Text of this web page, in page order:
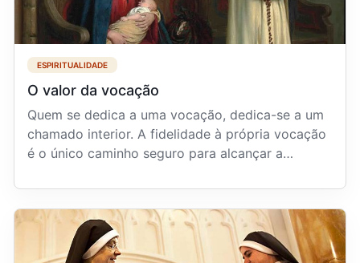
ESPIRITUALIDADE
O valor da vocação
Quem se dedica a uma vocação, dedica-se a um
chamado interior. A fidelidade à própria vocação
é o único caminho seguro para alcançar a